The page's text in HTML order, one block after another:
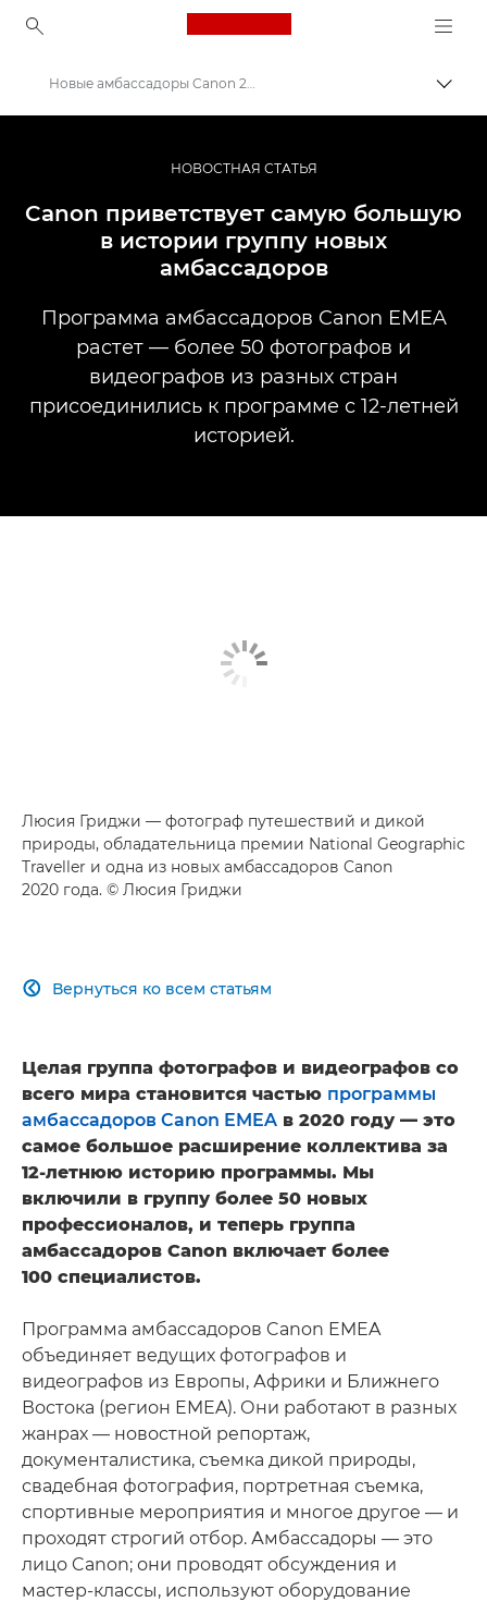
Canon Logo, back to
Профессиональная фото- и видеосъемка
Новости
Новые амбассадоры Canon 2020
НОВОСТНАЯ СТАТЬЯ
Canon приветствует самую большую
в истории группу новых
амбассадоров
Программа амбассадоров Canon EMEA
растет — более 50 фотографов и
видеографов из разных стран
присоединились к программе с 12-летней
историей.
Люсия Гриджи — фотограф путешествий и дикой
природы, обладательница премии National Geographic
Traveller и одна из новых амбассадоров Canon
2020 года. © Люсия Гриджи
Вернуться ко всем статьям

Целая группа фотографов и видеографов со
всего мира становится частью программы
амбассадоров Canon EMEA в 2020 году — это
самое большое расширение коллектива за
12-летнюю историю программы. Мы
включили в группу более 50 новых
профессионалов, и теперь группа
амбассадоров Canon включает более
100 специалистов.
Программа амбассадоров Canon EMEA
объединяет ведущих фотографов и
видеографов из Европы, Африки и Ближнего
Востока (регион EMEA). Они работают в разных
жанрах — новостной репортаж,
документалистика, съемка дикой природы,
свадебная фотография, портретная съемка,
спортивные мероприятия и многое другое — и
проходят строгий отбор. Амбассадоры — это
лицо Canon; они проводят обсуждения и
мастер-классы, используют оборудование